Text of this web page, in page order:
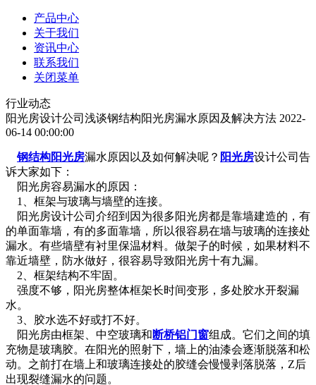
产品中心
关于我们
资讯中心
联系我们
关闭菜单
行业动态
阳光房设计公司浅谈钢结构阳光房漏水原因及解决方法 2022-
06-14 00:00:00
钢结构阳光房漏水原因以及如何解决呢？ 阳光房设计公司告
诉大家如下：
阳光房容易漏水的原因：
1、框架与玻璃与墙壁的连接。
阳光房设计公司介绍到因为很多阳光房都是靠墙建造的，有
的单面靠墙，有的多面靠墙，所以很容易在墙与玻璃的连接处
漏水。有些墙壁有衬里保温材料。做架子的时候，如果材料不
靠近墙壁，防水做好，很容易导致阳光房十有九漏。
2、框架结构不牢固。
强度不够，阳光房整体框架长时间变形，多处胶水开裂漏
水。
3、胶水选不好或打不好。
阳光房由框架、中空玻璃和断桥铝门窗组成。它们之间的填
充物是玻璃胶。在阳光的照射下，墙上的油漆会逐渐脱落和松
动。之前打在墙上和玻璃连接处的胶缝会慢慢剥落脱落，Z后
出现裂缝漏水的问题。